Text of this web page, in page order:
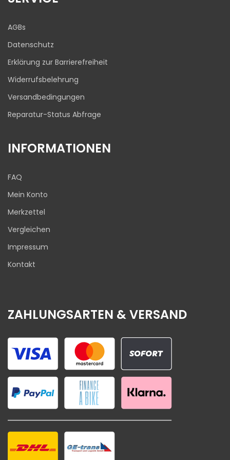
AGBs
Datenschutz
Erklärung zur Barrierefreiheit
Widerrufsbelehrung
Versandbedingungen
Reparatur-Status Abfrage
INFORMATIONEN
FAQ
Mein Konto
Merkzettel
Vergleichen
Impressum
Kontakt
ZAHLUNGSARTEN & VERSAND